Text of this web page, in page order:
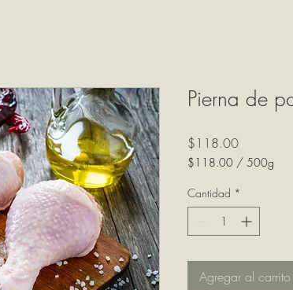
Pierna de
$118.00Precio
$118.00 / 500g
por
500
Gramos
Cantidad *
Agregar al carrito